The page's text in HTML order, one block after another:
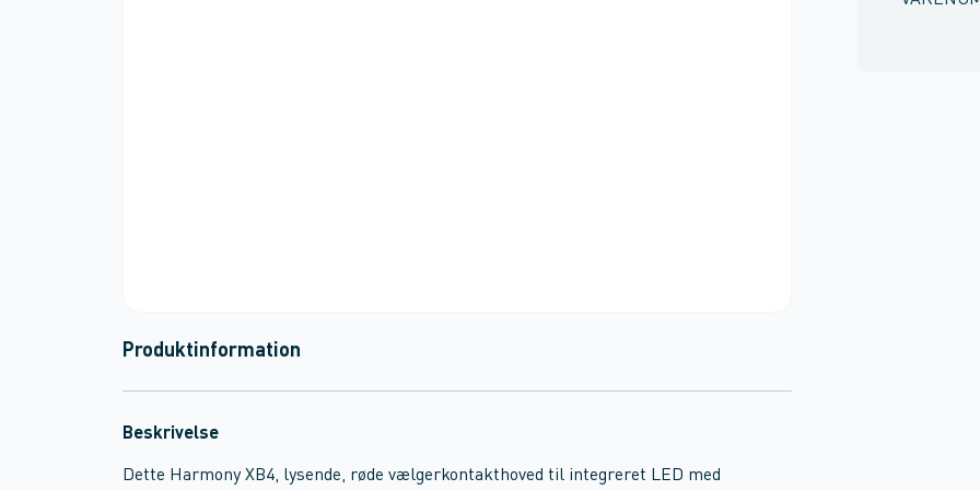
Produktinformation
Beskrivelse
Dette Harmony XB4, lysende, røde vælgerkontakthoved til integreret LED med